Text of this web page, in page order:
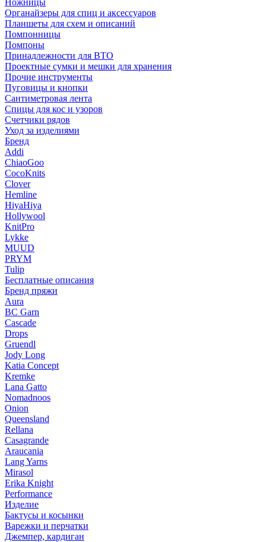
Ножницы
Органайзеры для спиц и аксессуаров
Планшеты для схем и описаний
Помпонницы
Помпоны
Принадлежности для ВТО
Проектные сумки и мешки для хранения
Прочие инструменты
Пуговицы и кнопки
Сантиметровая лента
Спицы для кос и узоров
Счетчики рядов
Уход за изделиями
Бренд
Addi
ChiaoGoo
CocoKnits
Clover
Hemline
HiyaHiya
Hollywool
KnitPro
Lykke
MUUD
PRYM
Tulip
Бесплатные описания
Бренд пряжи
Aura
BC Garn
Cascade
Drops
Gruendl
Jody Long
Katia Concept
Kremke
Lana Gatto
Nomadnoos
Onion
Queensland
Rellana
Casagrande
Araucania
Lang Yarns
Mirasol
Erika Knight
Performance
Изделие
Бактусы и косынки
Варежки и перчатки
Джемпер, кардиган